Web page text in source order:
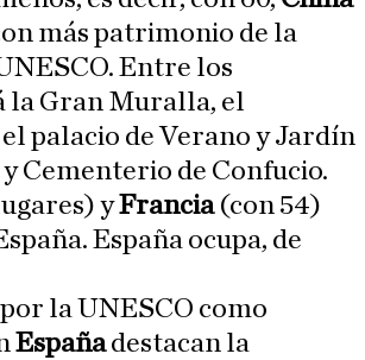
más patrimonio de la
Entre los
la Gran Muralla, el
el palacio de Verano y Jardín
Cementerio de Confucio.
yFrancia(con 54)
España ocupa, de
la UNESCO como
Españadestacan la